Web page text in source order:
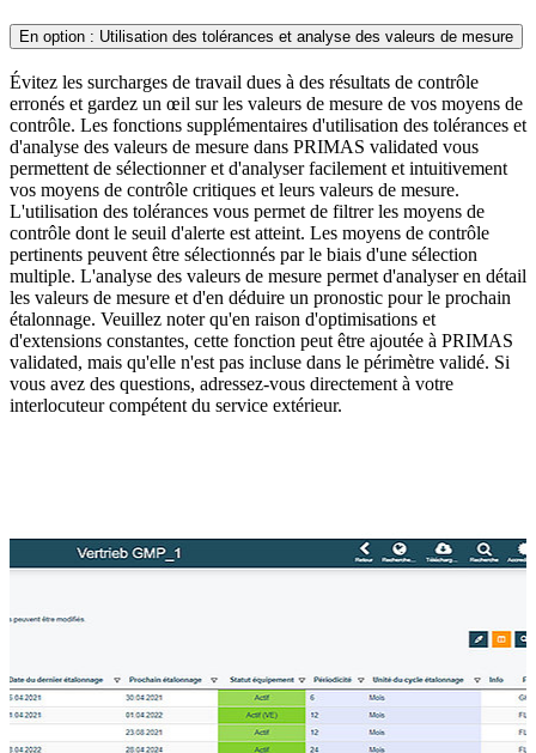
En option : Utilisation des tolérances et analyse des valeurs de mesure
Évitez les surcharges de travail dues à des résultats de contrôle
erronés et gardez un œil sur les valeurs de mesure de vos moyens de
contrôle. Les fonctions supplémentaires d'utilisation des tolérances et
d'analyse des valeurs de mesure dans PRIMAS validated vous
permettent de sélectionner et d'analyser facilement et intuitivement
vos moyens de contrôle critiques et leurs valeurs de mesure.
L'utilisation des tolérances vous permet de filtrer les moyens de
contrôle dont le seuil d'alerte est atteint. Les moyens de contrôle
pertinents peuvent être sélectionnés par le biais d'une sélection
multiple. L'analyse des valeurs de mesure permet d'analyser en détail
les valeurs de mesure et d'en déduire un pronostic pour le prochain
étalonnage. Veuillez noter qu'en raison d'optimisations et
d'extensions constantes, cette fonction peut être ajoutée à PRIMAS
validated, mais qu'elle n'est pas incluse dans le périmètre validé. Si
vous avez des questions, adressez-vous directement à votre
interlocuteur compétent du service extérieur.